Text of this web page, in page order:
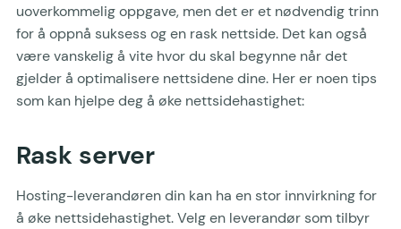
uoverkommelig oppgave, men det er et nødvendig trinn
for å oppnå suksess og en rask nettside. Det kan også
være vanskelig å vite hvor du skal begynne når det
gjelder å optimalisere nettsidene dine. Her er noen tips
som kan hjelpe deg å øke nettsidehastighet:
Rask server
Hosting-leverandøren din kan ha en stor innvirkning for
å øke nettsidehastighet. Velg en leverandør som tilbyr